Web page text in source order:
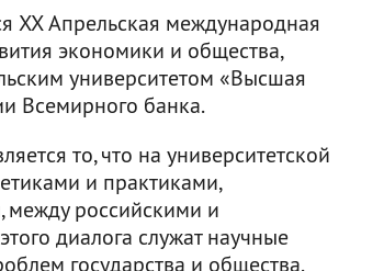
XX Апрельская международная
экономики и общества,
университетом «Высшая
Всемирного банка.
то, что на университетской
и практиками,
между российскими и
диалога служат научные
государства и общества.